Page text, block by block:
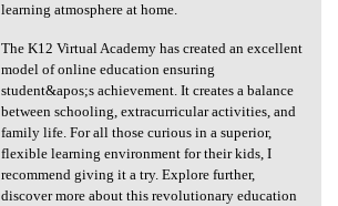
learning atmosphere at home.
The K12 Virtual Academy has created an excellent
model of online education ensuring
student&apos;s achievement. It creates a balance
between schooling, extracurricular activities, and
family life. For all those curious in a superior,
flexible learning environment for their kids, I
recommend giving it a try. Explore further,
discover more about this revolutionary education